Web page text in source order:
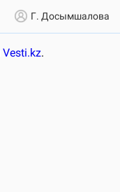
Г. Досымшалова
Vesti.kz.